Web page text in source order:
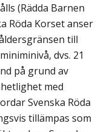
(Rädda Barnen
Röda Korset anser
till
dvs. 21
på grund av
med
Svenska Röda
tillämpas som